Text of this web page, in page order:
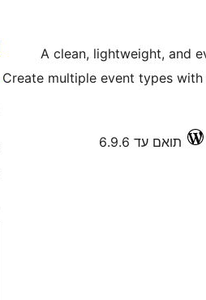
A clean, lightweight, and
Create multiple event types
תואם עד 6.9.6